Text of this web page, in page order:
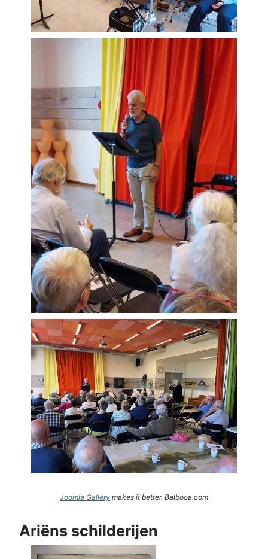
Joomla Gallery makes it better. Balbooa.com
Ariëns schilderijen